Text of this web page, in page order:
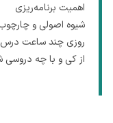
اهمیت برنامه‌ریزی
شیوه اصولی و
روزی چند ساعت درس
از کی و با چه دروسی